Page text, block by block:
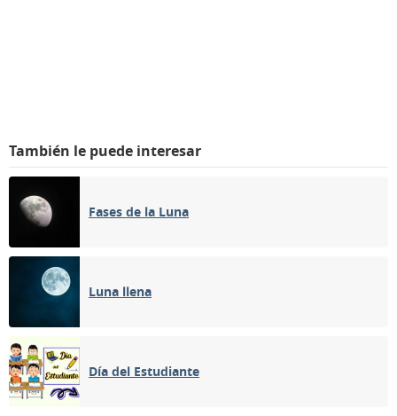
También le puede interesar
Fases de la Luna
Luna llena
Día del Estudiante